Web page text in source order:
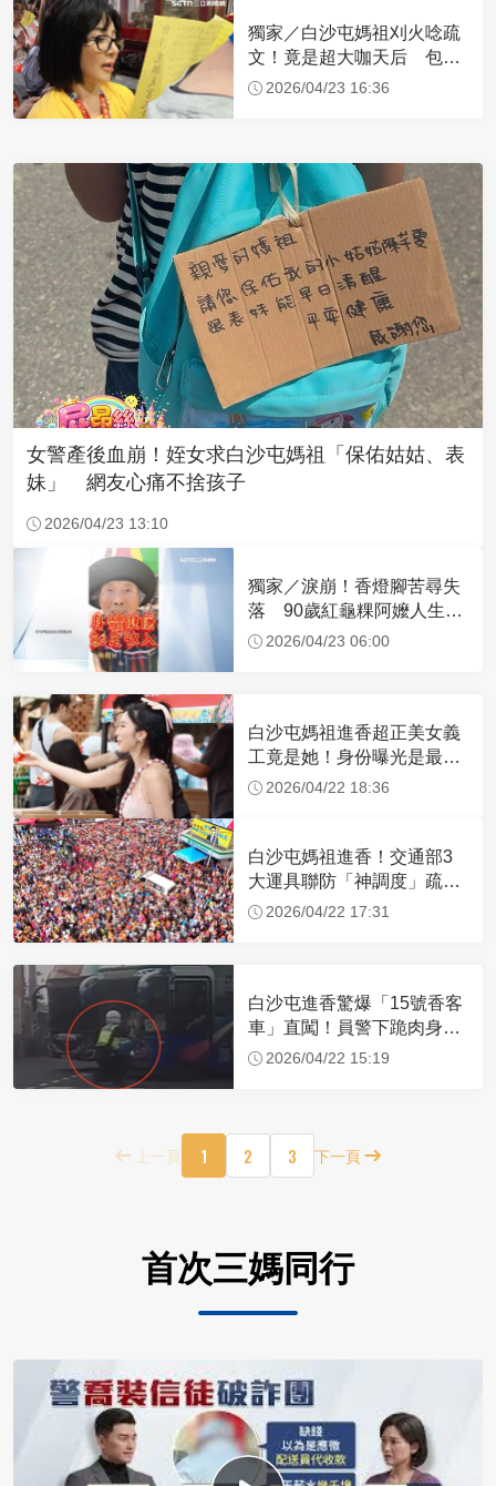
獨家／白沙屯媽祖刈火唸疏
文！竟是超大咖天后 包尿
布忍尿5小時不喊累
2026/04/23 16:36
女警產後血崩！姪女求白沙屯媽祖「保佑姑姑、表
妹」 網友心痛不捨孩子
2026/04/23 13:10
獨家／淚崩！香燈腳苦尋失
落 90歲紅龜粿阿嬤人生謝
幕2026/04/23 06:00
白沙屯媽祖進香超正美女義
工竟是她！身份曝光是最美
禮生 一輩子不結婚
2026/04/22 18:36
白沙屯媽祖進香！交通部3
大運具聯防「神調度」疏運
32.1萬創新高
2026/04/22 17:31
白沙屯進香驚爆「15號香客
車」直闖！員警下跪肉身擋
車：讓行人先過
2026/04/22 15:19
上一頁 1 2 3 下一頁
首次三媽同行